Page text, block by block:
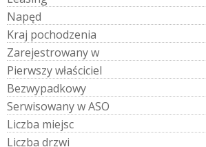
Napęd
Kraj pochodzenia
Zarejestrowanyw
Pierwszywłaściciel
Bezwypadkowy
SerwisowanywASO
Liczba miejsc
Liczba drzwi